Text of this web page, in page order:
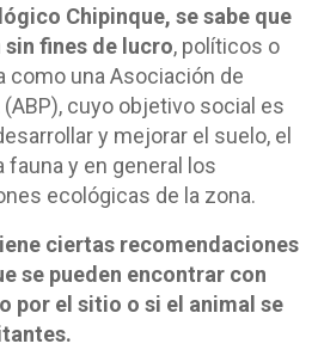
Chipinque, se sabe que
fines de lucro, políticos o
una Asociación de
cuyo objetivo social es
y mejorar el suelo, el
fauna y en general los
ecológicas de la zona.
ciertas recomendaciones
se pueden encontrar con
por el sitio o si el animal se